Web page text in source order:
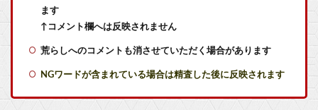
ます
↑コメント欄へは反映されません
荒らしへのコメントも消させていただく場合があります
NGワードが含まれている場合は精査した後に反映されます